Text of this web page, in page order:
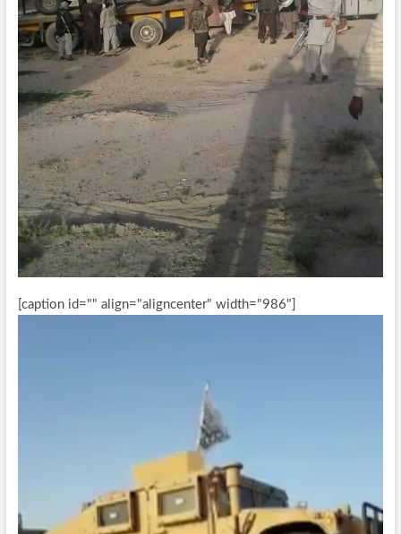
[caption id="" align="aligncenter" width="986"]